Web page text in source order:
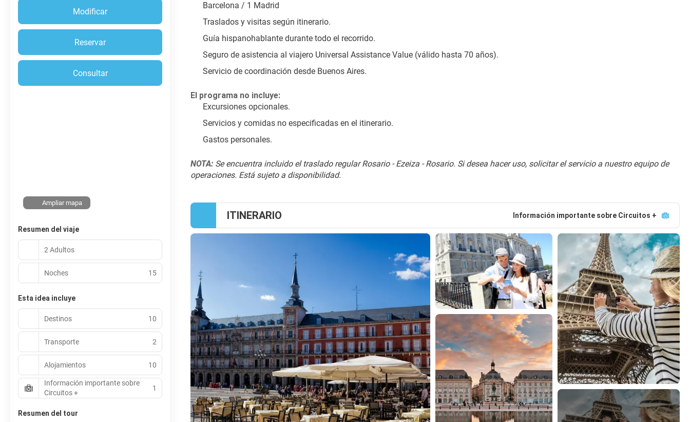
Barcelona / 1 Madrid
Traslados y visitas según itinerario.
Guía hispanohablante durante todo el recorrido.
Seguro de asistencia al viajero Universal Assistance Value (válido hasta 70 años).
Servicio de coordinación desde Buenos Aires.
El programa no incluye:
Excursiones opcionales.
Servicios y comidas no especificadas en el itinerario.
Gastos personales.
NOTA: Se encuentra incluido el traslado regular Rosario - Ezeiza - Rosario. Si desea hacer uso, solicitar el servicio a nuestro equipo de
operaciones. Está sujeto a disponibilidad.
ITINERARIO Información importante sobre Circuitos +
Modificar
Reservar
Consultar
Ampliar mapa
Resumen del viaje
2 Adultos
Noches 15
Esta idea incluye
Destinos 10
Transporte 2
Alojamientos 10
Información importante sobre
Circuitos +
1
Resumen del tour